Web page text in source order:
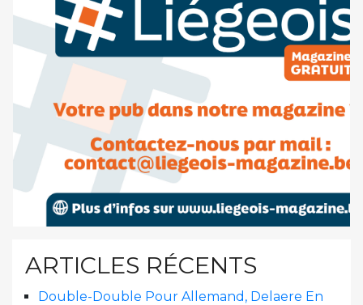
ARTICLES RÉCENTS
Double-Double Pour Allemand, Delaere En